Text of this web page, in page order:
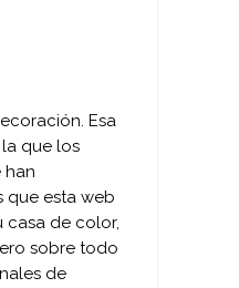
Esa
que los
han
que esta web
casa de color,
sobre todo
de